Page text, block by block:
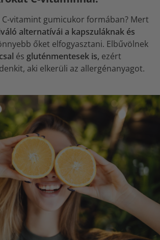
vitamint gumicukor formában? Mert
alternatívái a kapszuláknak és
őket elfogyasztani. Elbűvölnek
és gluténmentesek is, ezért
aki elkerüli az allergénanyagot.